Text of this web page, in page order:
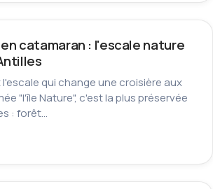
catamaran : l'escale nature
qui change une croisière aux
"l'île Nature", c'est la plus préservée
: forêt…